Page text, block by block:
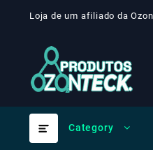
Loja de um afiliado da
Category